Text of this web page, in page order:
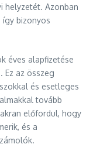
helyzetét. Azonban
így bizonyos
éves alapfizetése
Ez az összeg
és esetleges
tovább
előfordul, hogy
és a